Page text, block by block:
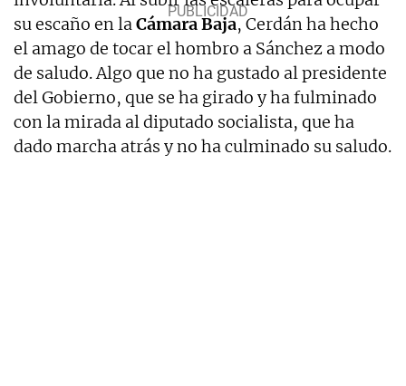
su escaño en laCámara Baja, Cerdán ha hecho
el amago de tocar el hombro a Sánchez a modo
de saludo. Algo que no ha gustado al presidente
del Gobierno, que se ha girado y ha fulminado
con la mirada al diputado socialista, que ha
dado marcha atrás y no ha culminado su saludo.